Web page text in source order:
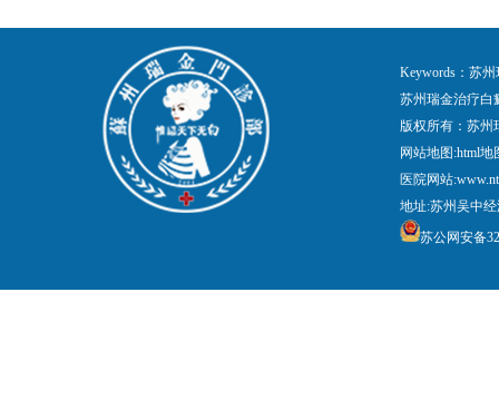
Keywords：苏
苏州瑞金治疗白
版权所有：苏
网站地图:html地
医院网站
地址:苏州吴中
苏公网安备